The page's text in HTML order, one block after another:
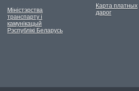
Міністэрства
транспарту і
камунікацый
Рэспублікі Беларусь
Карта платных
дарог